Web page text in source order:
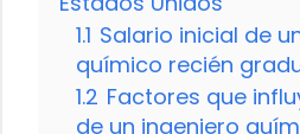
1.1 Salario inicial de
químico recién
1.2 Factores que
de un ingeniero